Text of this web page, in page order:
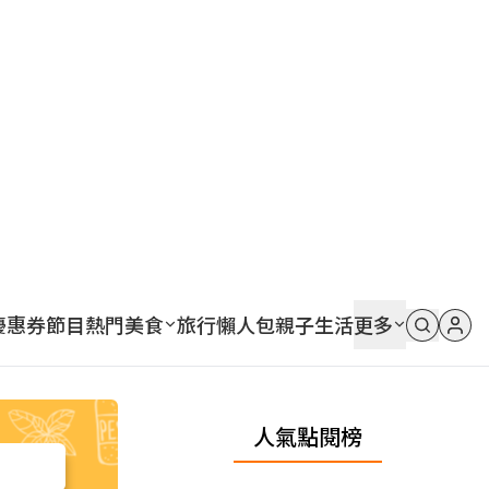
惠券節目熱門美食 旅行懶人包親子生活更多
人氣點閱榜